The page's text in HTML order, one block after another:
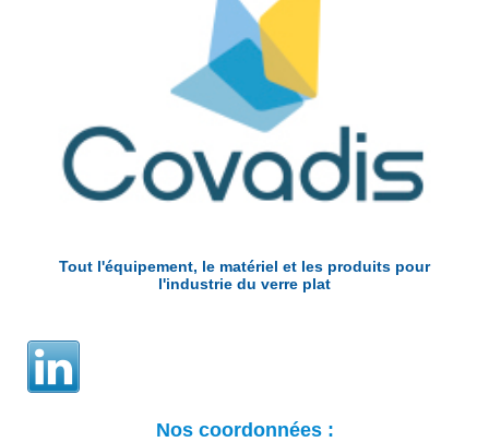
Tout l'équipement, le matériel et les produits pour
l'industrie du verre plat
Nos coordonnées :